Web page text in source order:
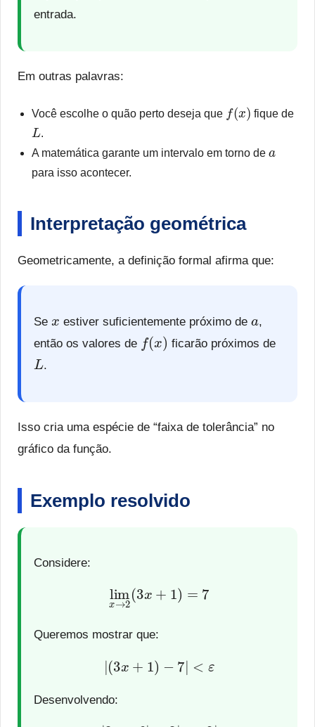
entrada.
Em outras palavras:
Você escolhe o quão perto deseja que
(x
fique de
L
.
A matemática garante um intervalo em torno de
para isso acontecer.
Interpretação geométrica
Geometricamente, a definição formal afirma que:
Se estiver suficientemente próximo de
,
então os valores de
(x
ficarão próximos de
L
.
Isso cria uma espécie de “faixa de tolerância” no
gráfico da função.
Exemplo resolvido
Considere:
lim → 3 x+ =7
Queremos mostrar que:
| x +1 7|< ε
Desenvolvendo: